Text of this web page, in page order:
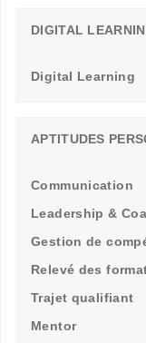
DIGITAL
Digital Learning
APTITUDES
Communication
Leadership &
Gestion de
Relevé des
Trajet qualifiant
Mentor